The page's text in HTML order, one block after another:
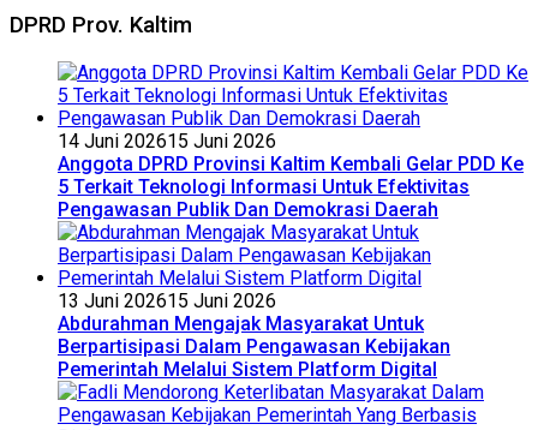
DPRD Prov. Kaltim
14 Juni 202615 Juni 2026
Anggota DPRD Provinsi Kaltim Kembali Gelar PDD Ke
5 Terkait Teknologi Informasi Untuk Efektivitas
Pengawasan Publik Dan Demokrasi Daerah
13 Juni 202615 Juni 2026
Abdurahman Mengajak Masyarakat Untuk
Berpartisipasi Dalam Pengawasan Kebijakan
Pemerintah Melalui Sistem Platform Digital